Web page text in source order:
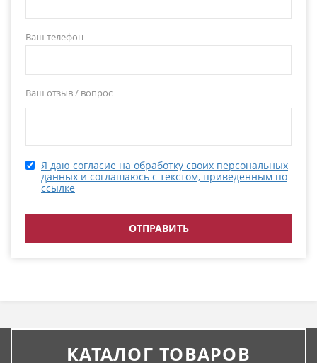
Ваш телефон
Ваш отзыв / вопрос
Я даю согласие на обработку своих персональных
данных и соглашаюсь с текстом, приведенным по
ссылке
КАТАЛОГ ТОВАРОВ